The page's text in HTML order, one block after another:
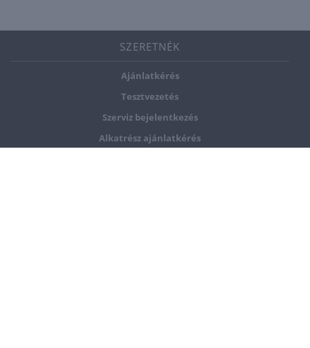
SZERETNÉK
Ajánlatkérés
Tesztvezetés
Szerviz bejelentkezés
Alkatrész ajánlatkérés